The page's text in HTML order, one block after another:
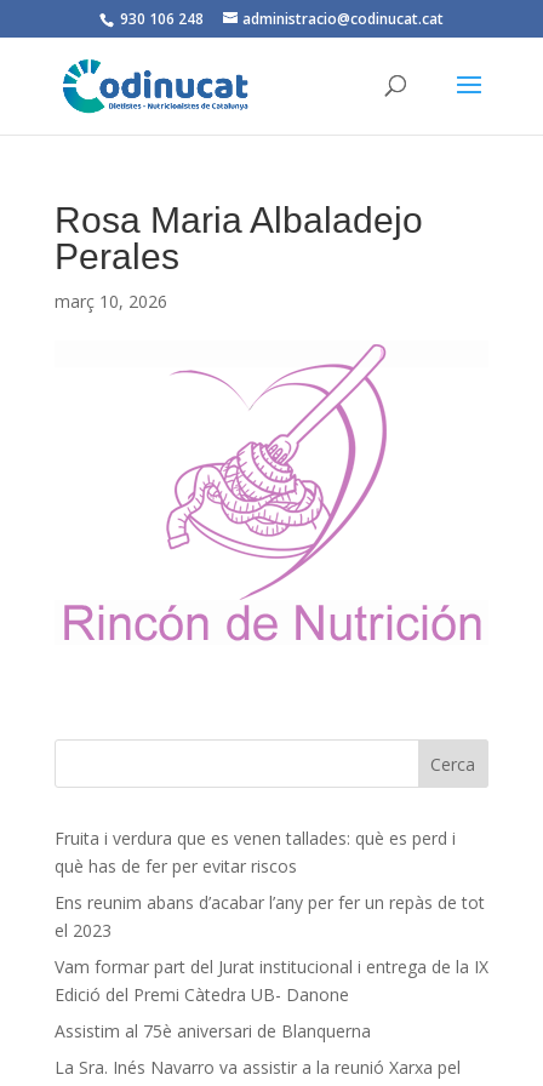
930 106 248 administracio@codinucat.cat
Rosa Maria Albaladejo
Perales
març 10, 2026
Fruita i verdura que es venen tallades: què es perd i
què has de fer per evitar riscos
Ens reunim abans d’acabar l’any per fer un repàs de tot
el 2023
Vam formar part del Jurat institucional i entrega de la IX
Edició del Premi Càtedra UB- Danone
Assistim al 75è aniversari de Blanquerna
La Sra. Inés Navarro va assistir a la reunió Xarxa pel